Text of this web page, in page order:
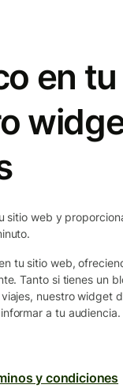
en tu
sitio web y
tu sitio web,
Tanto si tienes un
nuestro widget
a tu audiencia.
y condiciones